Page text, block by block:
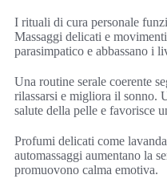
I rituali di cura personale
Massaggi delicati e
parasimpatico e abbassano i
Una routine serale coerente
rilassarsi e migliora il sonno.
salute della pelle e favorisce
Profumi delicati come
automassaggi aumentano la
promuovono calma emotiva.